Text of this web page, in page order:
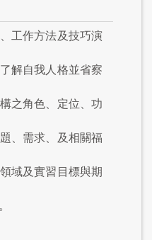
工作方法及技巧演
解自我人格並省察
之角色、定位、功
、需求、及相關福
域及實習目標與期